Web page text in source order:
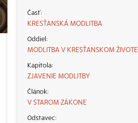
KRESŤANSKÁ MODLITBA
MODLITBA V KRESŤANSKOM ŽIVOTE
ZJAVENIE MODLITBY
V STAROM ZÁKONE